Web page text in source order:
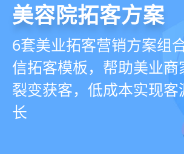
美业拓客，就用
美业全域引流获客+私域
案，一站式解决美业门店
锁、升难题
美容院拓客方案
6套美业拓客营销方案组
信拓客模板，帮助美业商
裂变获客，低成本实现
长
美业私域运营scrm
从拉新、转化、复购到
面俱到，赋能美容顾问销
户、业绩
持续增长